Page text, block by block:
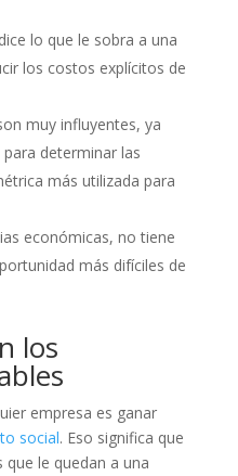
lo que le sobra a una
los costos explícitos de
muy influyentes, ya
determinar las
más utilizada para
económicas, no tiene
más difíciles de
los
empresa es ganar
social. Eso significa que
que le quedan a una